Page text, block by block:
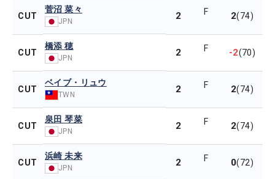
CUT
菅沼 菜々
JPN 2 F 2(74)
CUT
橋添 穂
JPN 2 F -2(70)
CUT
ベイブ・リュウ
TWN 2 F 2(74)
CUT
泉田 琴菜
JPN 2 F 2(74)
CUT
浜崎 未来
JPN 2 F 0(72)